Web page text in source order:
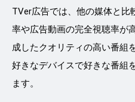
TVer広告では、他の媒体と比
率や広告動画の完全視聴率が
成したクオリティの高い番組
好きなデバイスで好きな番組
ます。